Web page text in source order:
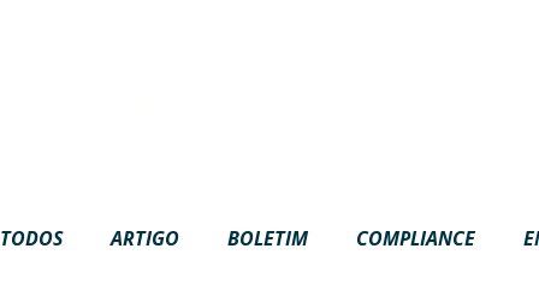
TODOS ARTIGO BOLETIM COMPLIANCE